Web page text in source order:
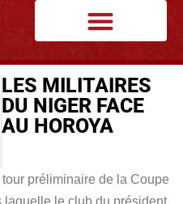
LES MILITAIRES
DU NIGER FACE
AU HOROYA
tour préliminaire de la Coupe
laquelle le club du président